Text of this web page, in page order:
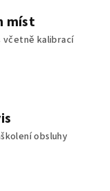
míst
včetně kalibrací
obsluhy